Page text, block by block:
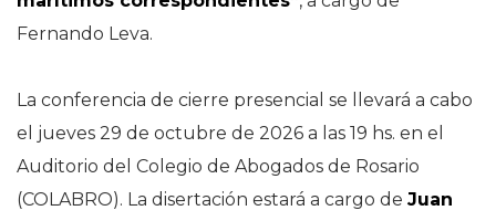
Fernando Leva.
La conferencia de cierre presencial se llevará a cabo
el jueves 29 de octubre de 2026 a las 19 hs. en el
Auditorio del Colegio de Abogados de Rosario
(COLABRO). La disertación estará a cargo de Juan